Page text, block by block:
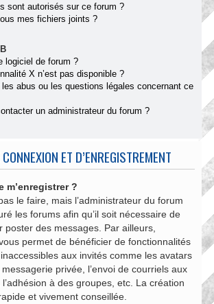
sont autorisés sur ce forum ?
mes fichiers joints ?
logiciel de forum ?
X n’est pas disponible ?
abus ou les questions légales concernant ce
un administrateur du forum ?
ET D’ENREGISTREMENT
m’enregistrer ?
le faire, mais l’administrateur du forum
les forums afin qu’il soit nécessaire de
poster des messages. Par ailleurs,
permet de bénéficier de fonctionnalités
aux invités comme les avatars
privée, l’envoi de courriels aux
à des groupes, etc. La création
et vivement conseillée.